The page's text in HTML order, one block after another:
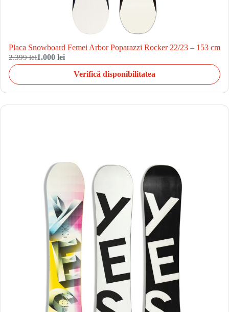
Placa Snowboard Femei Arbor Poparazzi Rocker 22/23 – 153 cm
2.399 lei1.000 lei
Verifică disponibilitatea